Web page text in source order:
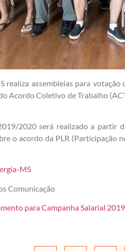
realiza assembleias para
Acordo Coletivo de Trabalho
2020 será realizado a partir
o acordo da PLR (Participação
MS
Comunicação